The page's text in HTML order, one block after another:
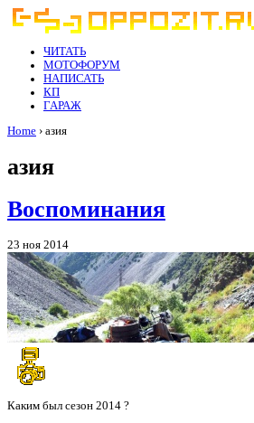
ЧИТАТЬ
МОТОФОРУМ
НАПИСАТЬ
КП
ГАРАЖ
Home › азия
азия
Воспоминания
23 ноя 2014
Каким был сезон 2014 ?